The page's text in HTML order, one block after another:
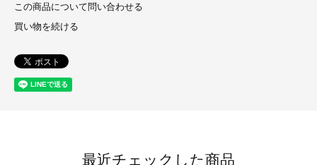
この商品について問い合わせる
買い物を続ける
最近チェックした商品